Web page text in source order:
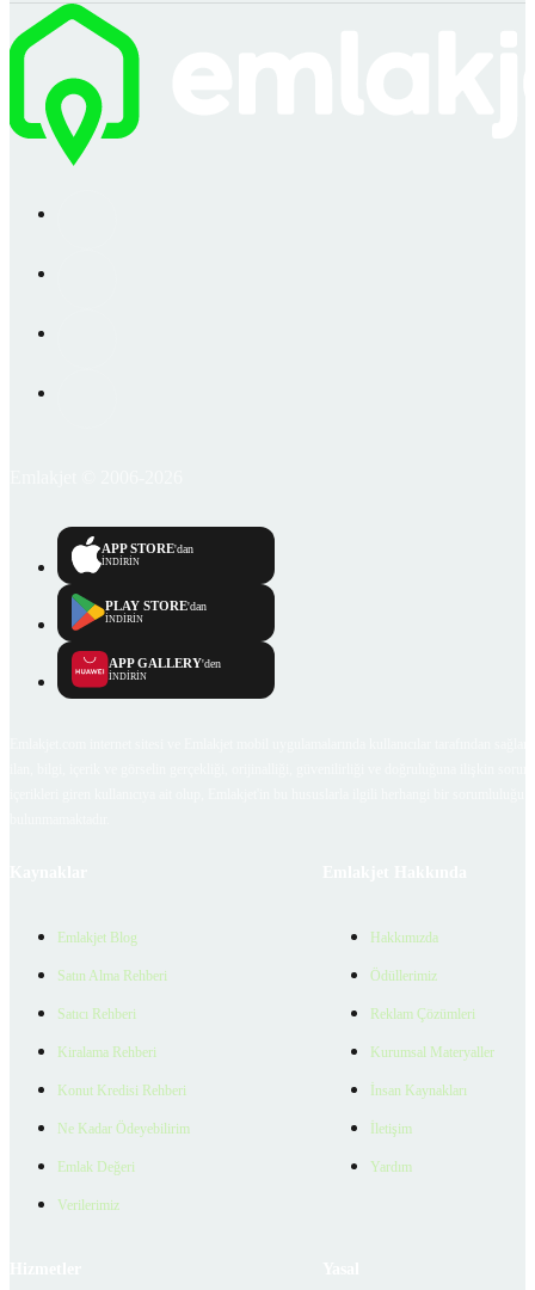
APP STORE'dan
İNDİRİN
PLAY STORE'dan
İNDİRİN
APP GALLERY'den
İNDİRİN
Emlakjet Blog
Satın Alma Rehberi
Satıcı Rehberi
Kiralama Rehberi
Konut Kredisi Rehberi
Ne Kadar Ödeyebilirim
Emlak Değeri
Verilerimiz
Hakkımızda
Ödüllerimiz
Reklam Çözümleri
Kurumsal Materyaller
İnsan Kaynakları
İletişim
Yardım